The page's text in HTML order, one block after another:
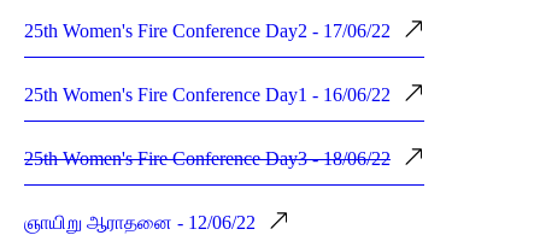
25th Women's Fire Conference Day2 - 17/06/22
25th Women's Fire Conference Day1 - 16/06/22
25th Women's Fire Conference Day3 - 18/06/22
ஞாயிறு ஆராதனை - 12/06/22